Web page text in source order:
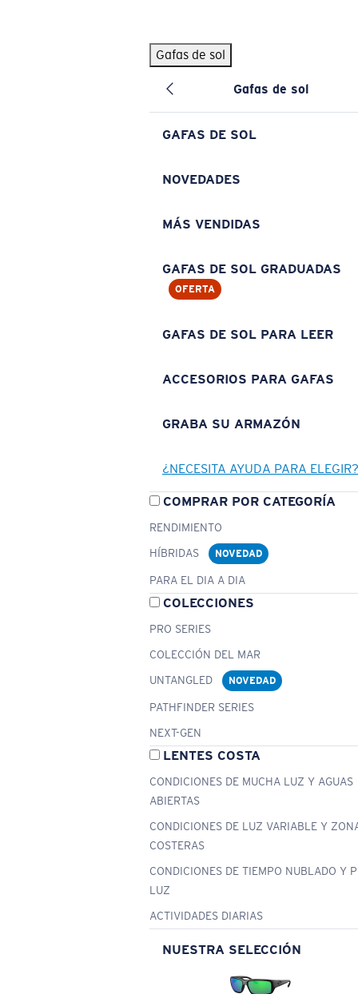
Gafas de sol
Gafas de sol
GAFAS DE SOL
NOVEDADES
MÁS VENDIDAS
GAFAS DE SOL GRADUADAS
OFERTA
GAFAS DE SOL PARA LEER
ACCESORIOS PARA GAFAS
GRABA SU ARMAZÓN
¿NECESITA AYUDA PARA ELEGIR?
COMPRAR POR CATEGORÍA
RENDIMIENTO
HÍBRIDAS
NOVEDAD
PARA EL DIA A DIA
COLECCIONES
PRO SERIES
COLECCIÓN DEL MAR
UNTANGLED
NOVEDAD
PATHFINDER SERIES
NEXT-GEN
LENTES COSTA
CONDICIONES DE MUCHA LUZ Y AGUAS
ABIERTAS
CONDICIONES DE LUZ VARIABLE Y
COSTERAS
CONDICIONES DE TIEMPO NUBLADO Y
LUZ
ACTIVIDADES DIARIAS
NUESTRA SELECCIÓN
BÚSQUEDAS POPULARES
Pilothouse PRO Limited Edition Pack Exclusivo
Gafas de sol personalizadas
Los más vendidos de gafas de sol